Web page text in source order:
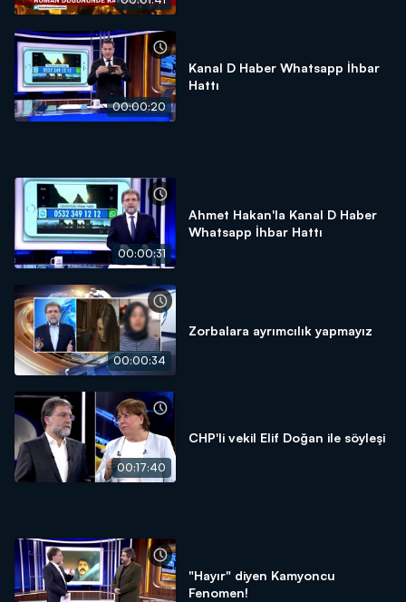
00:00:20
Kanal D Haber Whatsapp İhbar
Hattı
00:00:31
Ahmet Hakan'la Kanal D Haber
Whatsapp İhbar Hattı
00:00:34
Zorbalara ayrımcılık yapmayız
00:17:40
CHP'li vekil Elif Doğan ile söyleşi
"Hayır" diyen Kamyoncu
Fenomen!